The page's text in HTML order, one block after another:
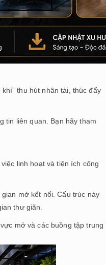
thu hút nhân tài, thúc đẩy
tin liên quan. Bạn hãy tham
linh hoạt và tiện ích công
mở kết nối. Cấu trúc này
thư giãn.
mở và các buồng tập trung